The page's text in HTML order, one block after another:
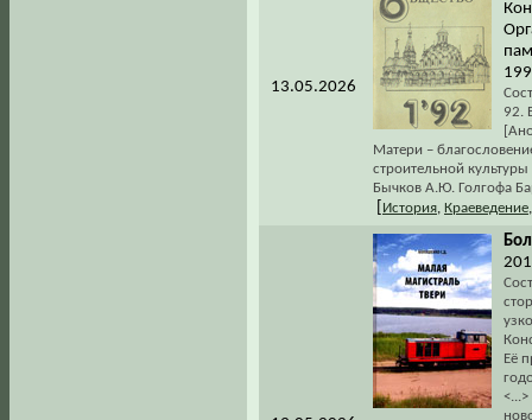
13.05.2026
92.
Матери –
строительной
Бычков А.Ю. Голгофа
История Краеведение
Её